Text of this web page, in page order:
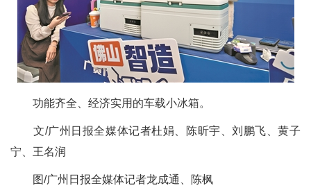
功能齐全、经济实用的车载小冰箱。
文/广州日报全媒体记者杜娟、陈昕宇、刘鹏飞、黄子
宁、王名润
图/广州日报全媒体记者龙成通、陈枫